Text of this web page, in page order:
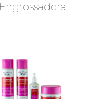
Engrossadora